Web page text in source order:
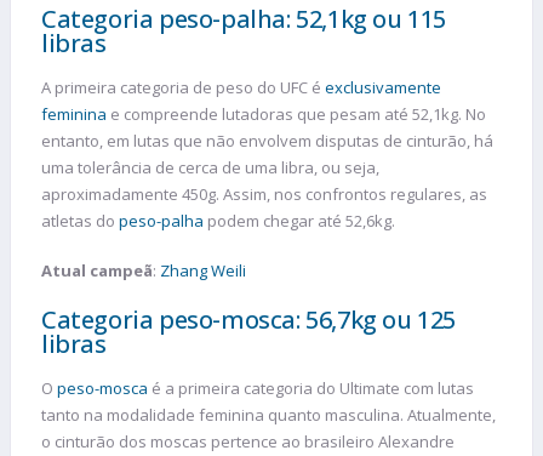
Categoria peso-palha: 52,1kg ou 115
libras
A primeira categoria de peso do UFC é exclusivamente
feminina e compreende lutadoras que pesam até 52,1kg. No
entanto, em lutas que não envolvem disputas de cinturão, há
uma tolerância de cerca de uma libra, ou seja,
aproximadamente 450g. Assim, nos confrontos regulares, as
atletas do peso-palha podem chegar até 52,6kg.
Atual campeã: Zhang Weili
Categoria peso-mosca: 56,7kg ou 125
libras
O peso-mosca é a primeira categoria do Ultimate com lutas
tanto na modalidade feminina quanto masculina. Atualmente,
o cinturão dos moscas pertence ao brasileiro Alexandre